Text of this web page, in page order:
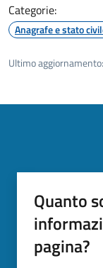
Categorie:
Anagrafe e stato
Ultimo aggiornamento:
Quanto
pagina?